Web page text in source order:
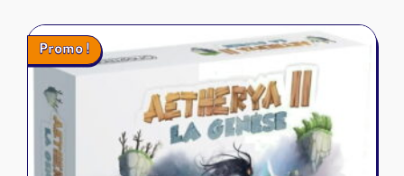
Promo !